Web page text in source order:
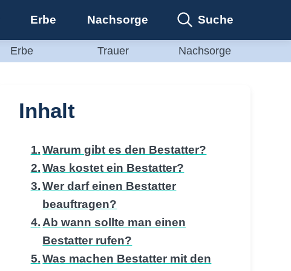
Erbe Nachsorge Suche
Erbe Trauer Nachsorge
Inhalt
Warum gibt es den Bestatter?
Was kostet ein Bestatter?
Wer darf einen Bestatter
beauftragen?
Ab wann sollte man einen
Bestatter rufen?
Was machen Bestatter mit den